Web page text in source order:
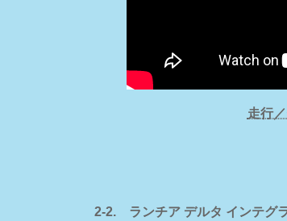
走行
2-2. ランチア デルタ インテグ